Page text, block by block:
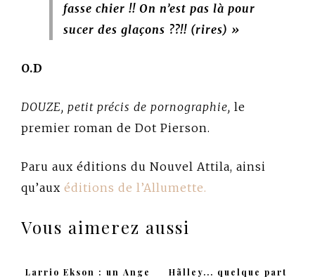
fasse chier !! On n’est pas là pour
sucer des glaçons ??!! (rires) »
O.D
DOUZE, petit précis de pornographie, le
premier roman de Dot Pierson.
Paru aux éditions du Nouvel Attila, ainsi
qu’aux éditions de l’Allumette.
Vous aimerez aussi
Larrio Ekson : un Ange
Hãlley... quelque part